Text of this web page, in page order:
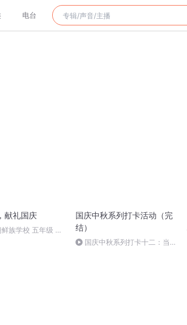
电台
献礼国庆
族学校 五年级 孙
国庆中秋系列打卡活动（完
结）
国庆中秋系列打卡十二：当阳